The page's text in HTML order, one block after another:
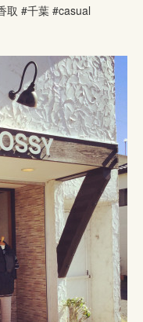
取 #千葉 #casual